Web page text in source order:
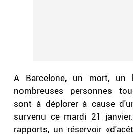
A Barcelone, un mort, un
nombreuses personnes
sont à déplorer à cause
survenu ce mardi 21
rapports, un réservoir